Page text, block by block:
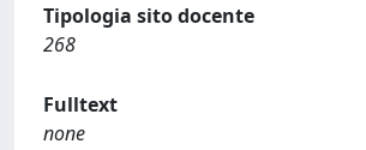
Tipologia sito docente
268
Fulltext
none